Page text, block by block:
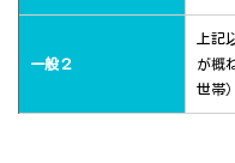
一般２
上記
が概
世帯）